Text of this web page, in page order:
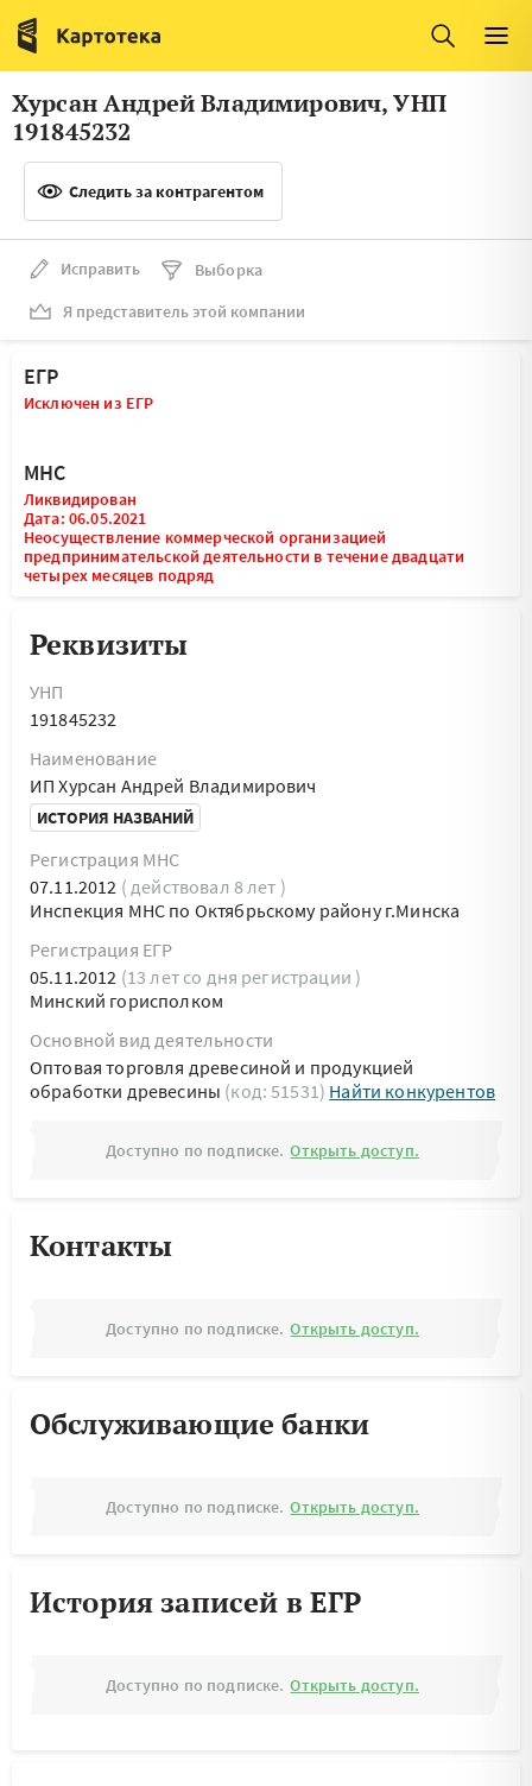
Италия
Люксембург
Литва
Латвия
Словения
Франция
Швеция
Мальта
Хурсан Андрей Владимирович, УНП
191845232
Следить за контрагентом
Исправить
Выборка
Я представитель этой компании
ЕГР
Исключен из ЕГР
МНС
Ликвидирован
Дата: 06.05.2021
Неосуществление коммерческой организацией
предпринимательской деятельности в течение двадцати
четырех месяцев подряд
Реквизиты
УНП
191845232
Наименование
ИП Хурсан Андрей Владимирович
ИСТОРИЯ НАЗВАНИЙ
Регистрация МНС
07.11.2012 ( действовал 8 лет )
Инспекция МНС по Октябрьскому району г.Минска
Регистрация ЕГР
05.11.2012 (13 лет со дня регистрации )
Минский горисполком
Основной вид деятельности
Оптовая торговля древесиной и продукцией
обработки древесины (код: 51531) Найти конкурентов
Доступно по подписке. Открыть доступ.
Контакты
Доступно по подписке. Открыть доступ.
Обслуживающие банки
Доступно по подписке. Открыть доступ.
История записей в ЕГР
Доступно по подписке. Открыть доступ.